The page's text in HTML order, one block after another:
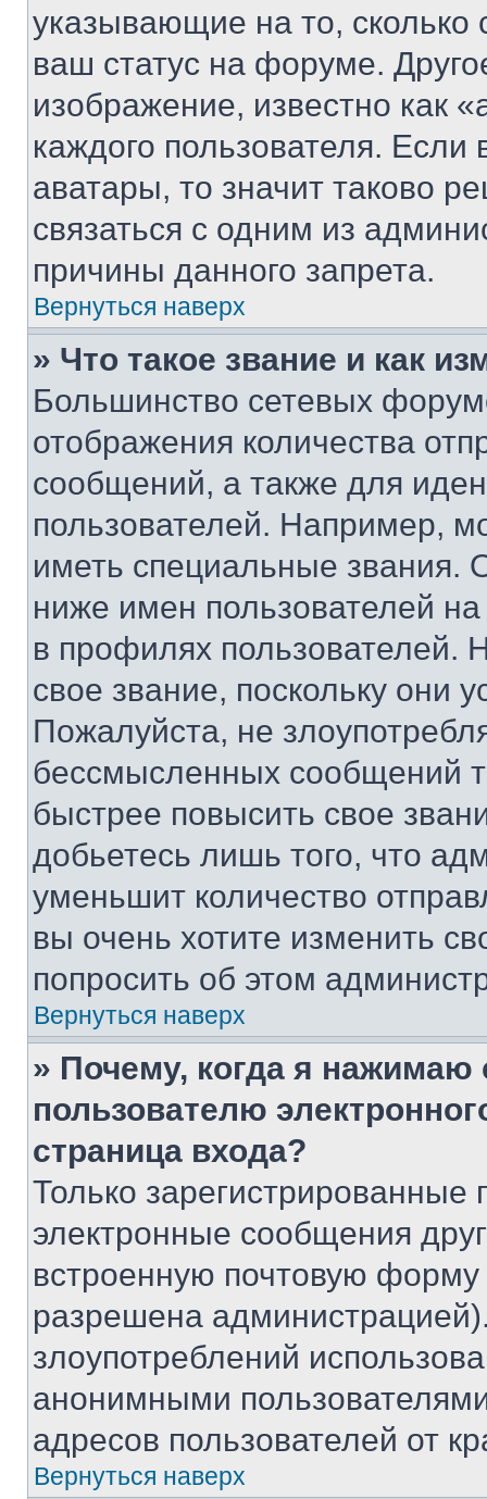
указывающие на то,
ваш статус на форуме.
изображение, известно как
каждого пользователя.
аватары, то значит таково
связаться с одним из
причины данного запрета.
Вернуться наверх
» Что такое звание и как
Большинство сетевых
отображения количества
сообщений, а также для
пользователей. Например,
иметь специальные звания.
ниже имен пользователей
в профилях
свое звание, поскольку они
Пожалуйста, не
бессмысленных сообщений
быстрее повысить свое
добьетесь лишь того, что
уменьшит количество
вы очень хотите изменить
попросить об этом
Вернуться наверх
» Почему, когда я нажимаю
пользователю
страница входа?
Только зарегистрированные
электронные сообщения
встроенную почтовую
разрешена
злоупотреблений
анонимными
адресов пользователей от
Вернуться наверх